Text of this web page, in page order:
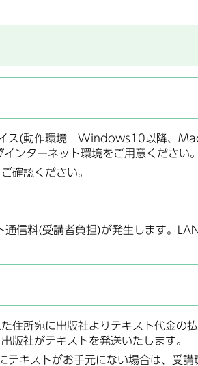
ス(動作環境 Windows10以降、
ターネット環境をご用意ください。
確認ください。
信料(受講者負担)が発生します。
住所宛に出版社よりテキスト代金の
版社がテキストを発送いたします。
キストがお手元にない場合は、受講